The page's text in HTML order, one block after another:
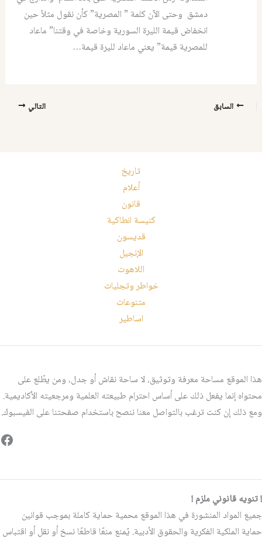
دمشق وحتى الآن كلمة ” المصرية” كأن نقول مثلاً حين
انخفاض قيمة الليرة السورية وخاصة في وقتنا” ماعاد
للمصرية قيمة” يعني ماعاد لليرة قيمة…
السابق التالي
تاريخ
أعلام
قانون
كنيسة انطاكية
قديسون
الإنجيل
اللاهوت
خواطر وتجليات
متنوعات
اساطير
هذا الموقع مساحة معرفة وتوثيق، لا ساحة نقاش أو جدل، ومن يطّلع على
محتواه إنما يفعل ذلك على أساس احترام طبيعته العلمية ومرجعيته الأكاديمية.
ومع ذلك إن كنت ترغب بالتواصل معنا ننصح باستخدام صفحتنا على الفيسبوك.
! تنويه قانوني ملزم !
جميع المواد المنشورة في هذا الموقع محمية حماية كاملة بموجب قوانين
حماية الملكية الفكرية والحقوق الأدبية. يُمنع منعًا قاطعًا نسخ أو نقل أو اقتباس